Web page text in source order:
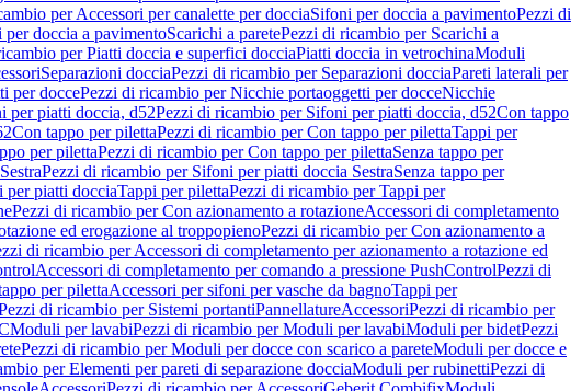
per Accessori per canalette per docciaSifoni per doccia a pavimentoPezzi di
doccia a pavimentoScarichi a paretePezzi di ricambio per Scarichi a
per Piatti doccia e superfici docciaPiatti doccia in vetrochinaModuli
Separazioni docciaPezzi di ricambio per Separazioni docciaPareti laterali per
per doccePezzi di ricambio per Nicchie portaoggetti per docceNicchie
per piatti doccia, d52Pezzi di ricambio per Sifoni per piatti doccia, d52Con tappo
Con tappo per pilettaPezzi di ricambio per Con tappo per pilettaTappi per
per pilettaPezzi di ricambio per Con tappo per pilettaSenza tappo per
Pezzi di ricambio per Sifoni per piatti doccia SestraSenza tappo per
per piatti docciaTappi per pilettaPezzi di ricambio per Tappi per
Pezzi di ricambio per Con azionamento a rotazioneAccessori di completamento
ed erogazione al troppopienoPezzi di ricambio per Con azionamento a
di ricambio per Accessori di completamento per azionamento a rotazione ed
Accessori di completamento per comando a pressione PushControlPezzi di
per pilettaAccessori per sifoni per vasche da bagnoTappi per
di ricambio per Sistemi portantiPannellatureAccessoriPezzi di ricambio per
Moduli per lavabiPezzi di ricambio per Moduli per lavabiModuli per bidetPezzi
Pezzi di ricambio per Moduli per docce con scarico a pareteModuli per docce e
per Elementi per pareti di separazione docciaModuli per rubinettiPezzi di